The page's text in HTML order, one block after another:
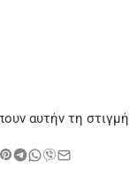
αυτήν τη στιγμή